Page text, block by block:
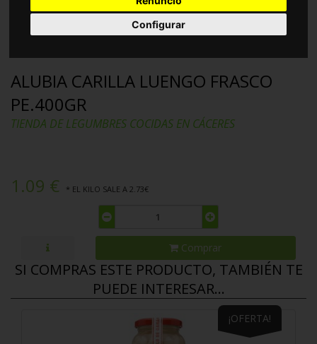
Configurar
ALUBIA CARILLA LUENGO FRASCO
PE.400GR
TIENDA DE LEGUMBRES COCIDAS EN CÁCERES
1.09 € * EL KILO SALE A 2.73€
Comprar
SI COMPRAS ESTE PRODUCTO, TAMBIÉN TE
PUEDE INTERESAR...
¡OFERTA!